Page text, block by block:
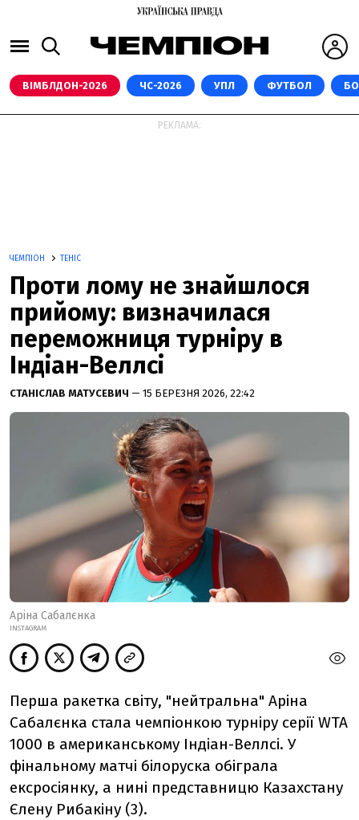
ВІМБЛДОН-2026 ЧС-2026 УПЛ ФУТБОЛ
РЕКЛАМА:
ЧЕМПІОН ТЕНІС
Проти лому не знайшлося
прийому: визначилася
переможниця турніру в
Індіан-Веллсі
СТАНІСЛАВ МАТУСЕВИЧ — 15 БЕРЕЗНЯ 2026, 22:42
Аріна Сабалєнка
INSTAGRAM
Перша ракетка світу, "нейтральна" Аріна
Сабалєнка стала чемпіонкою турніру серії WTA
1000 в американському Індіан-Веллсі. У
фінальному матчі білоруска обіграла
ексросіянку, а нині представницю Казахстану
Єлену Рибакіну (3).